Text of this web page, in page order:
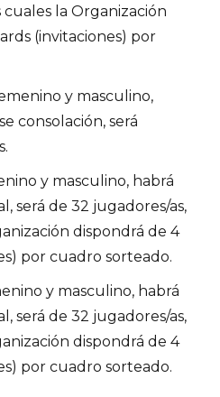
cuales la Organización
(invitaciones) por
y masculino,
consolación, será
y masculino, habrá
será de 32 jugadores/as,
dispondrá de 4
por cuadro sorteado.
y masculino, habrá
será de 32 jugadores/as,
dispondrá de 4
por cuadro sorteado.